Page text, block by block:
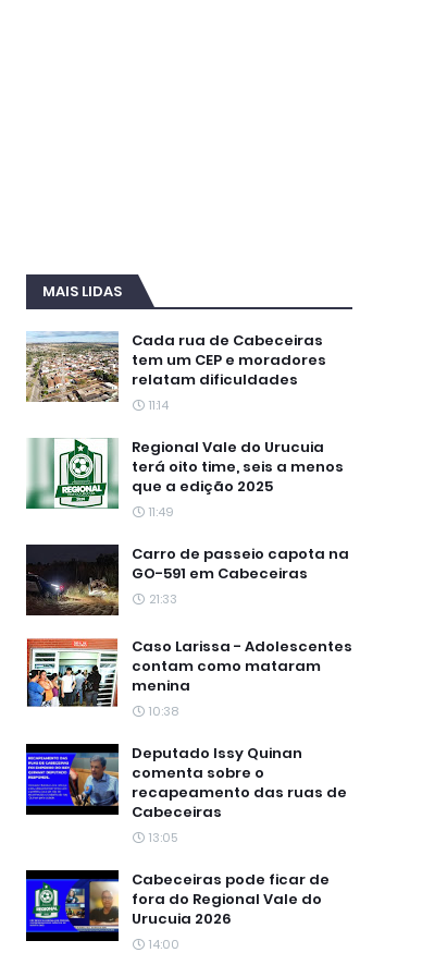
MAIS LIDAS
Cada rua de Cabeceiras
tem um CEP e moradores
relatam dificuldades
11:14
Regional Vale do Urucuia
terá oito time, seis a menos
que a edição 2025
11:49
Carro de passeio capota na
GO-591 em Cabeceiras
21:33
Caso Larissa - Adolescentes
contam como mataram
menina
10:38
Deputado Issy Quinan
comenta sobre o
recapeamento das ruas de
Cabeceiras
13:05
Cabeceiras pode ficar de
fora do Regional Vale do
Urucuia 2026
14:00